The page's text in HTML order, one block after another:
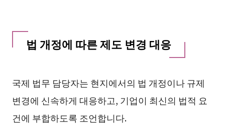
법 개정에 따른 제도 변경 대응
국제 법무 담당자는 현지에서의 법 개정이나 규제
변경에 신속하게 대응하고, 기업이 최신의 법적 요
건에 부합하도록 조언합니다.